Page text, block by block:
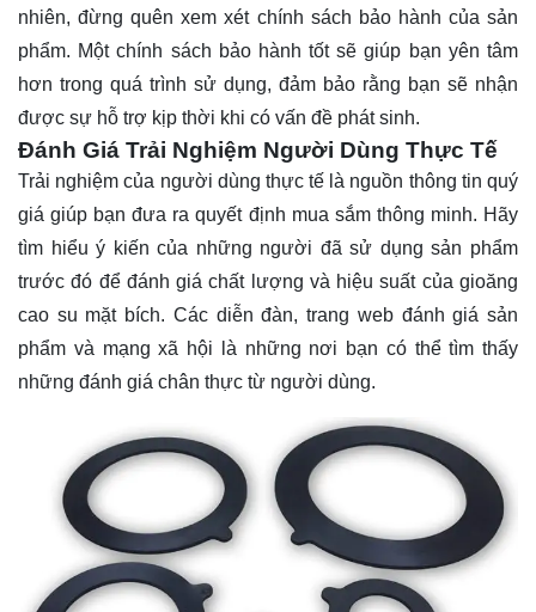
nhiên, đừng quên xem xét chính sách bảo hành của sản
phẩm. Một chính sách bảo hành tốt sẽ giúp bạn yên tâm
hơn trong quá trình sử dụng, đảm bảo rằng bạn sẽ nhận
được sự hỗ trợ kịp thời khi có vấn đề phát sinh.
Đánh Giá Trải Nghiệm Người Dùng Thực Tế
Trải nghiệm của người dùng thực tế là nguồn thông tin quý
giá giúp bạn đưa ra quyết định mua sắm thông minh. Hãy
tìm hiểu ý kiến của những người đã sử dụng sản phẩm
trước đó để đánh giá chất lượng và hiệu suất của gioăng
cao su mặt bích. Các diễn đàn, trang web đánh giá sản
phẩm và mạng xã hội là những nơi bạn có thể tìm thấy
những đánh giá chân thực từ người dùng.